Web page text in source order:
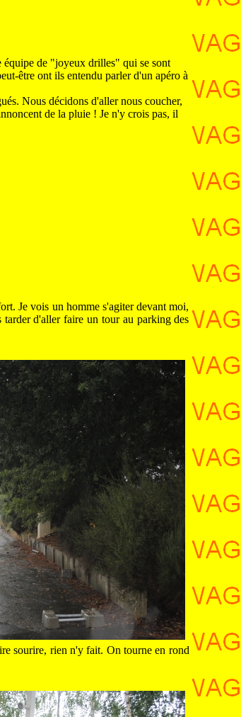
équipe de "joyeux drilles" qui se sont
être ont ils entendu parler d'un apéro à
Nous décidons d'aller nous coucher,
de la pluie ! Je n'y crois pas, il
Je vois un homme s'agiter devant moi,
d'aller faire un tour au parking des
sourire, rien n'y fait. On tourne en rond